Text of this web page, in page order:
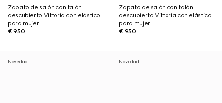
Zapato de salón con talón
descubierto Vittoria con elástico
para mujer
€ 950
Zapato de salón con talón
descubierto Vittoria con elástico
para mujer
€ 950
Novedad Novedad